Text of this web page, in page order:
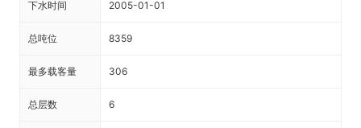
下水时间 2005-01-01
总吨位 8359
最多载客量 306
总层数 6